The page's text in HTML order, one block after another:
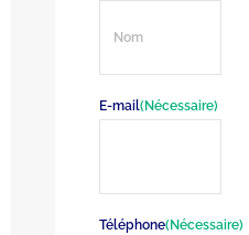
E-mail(Nécessaire)
Téléphone(Nécessaire)